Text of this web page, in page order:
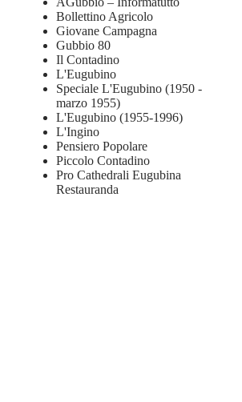
Bollettino Agricolo
Giovane Campagna
Gubbio 80
Il Contadino
L'Eugubino
Speciale L'Eugubino (1950 -
marzo 1955)
L'Eugubino (1955-1996)
L'Ingino
Pensiero Popolare
Piccolo Contadino
Pro Cathedrali Eugubina
Restauranda